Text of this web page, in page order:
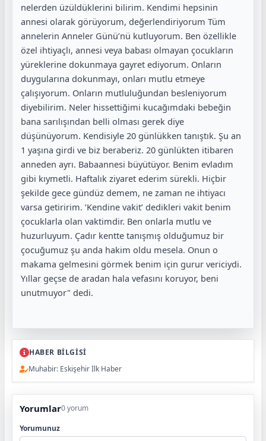
nelerden üzüldüklerini bilirim. Kendimi hepsinin
annesi olarak görüyorum, değerlendiriyorum Tüm
annelerin Anneler Günü’nü kutluyorum. Ben özellikle
özel ihtiyaçlı, annesi veya babası olmayan çocukların
yüreklerine dokunmaya gayret ediyorum. Onların
duygularına dokunmayı, onları mutlu etmeye
çalışıyorum. Onların mutluluğundan besleniyorum
diyebilirim. Neler hissettiğimi kucağımdaki bebeğin
bana sarılışından belli olması gerek diye
düşünüyorum. Kendisiyle 20 günlükken tanıştık. Şu an
1 yaşına girdi ve biz beraberiz. 20 günlükten itibaren
anneden ayrı. Babaannesi büyütüyor. Benim evladım
gibi kıymetli. Haftalık ziyaret ederim sürekli. Hiçbir
şekilde gece gündüz demem, ne zaman ne ihtiyacı
varsa getiririm. ’Kendine vakit’ dedikleri vakit benim
çocuklarla olan vaktimdir. Ben onlarla mutlu ve
huzurluyum. Çadır kentte tanışmış olduğumuz bir
çocuğumuz şu anda hakim oldu mesela. Onun o
makama gelmesini görmek benim için gurur vericiydi.
Yıllar geçse de aradan hala vefasını koruyor, beni
unutmuyor" dedi.
HABER BİLGİSİ
Muhabir: Eskişehir İlk Haber
Yorumlar0 yorum
Yorumunuz